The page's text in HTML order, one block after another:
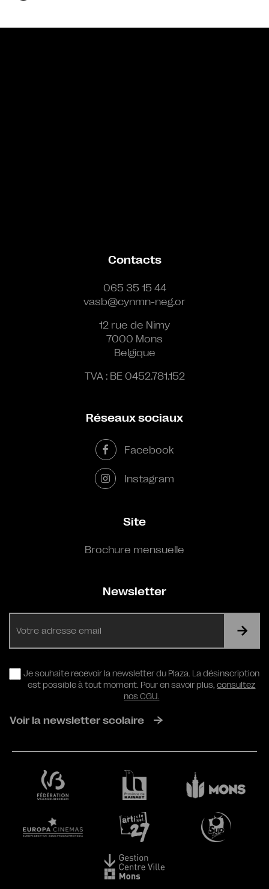
Contacts
065 35 15 44
vasb@cynmn-neg.or
12 rue de Nimy
7000 Mons
Belgique
TVA : BE 0452.781.152
Réseaux sociaux
Facebook
Instagram
Site
Brochure mensuelle
Newsletter
RGPD
Je souhaite recevoir la newsletter du Plaza. La désinscription
est possible à tout moment. Pour en savoir plus,consultez
nos CGU.
Voir la newsletter scolaire